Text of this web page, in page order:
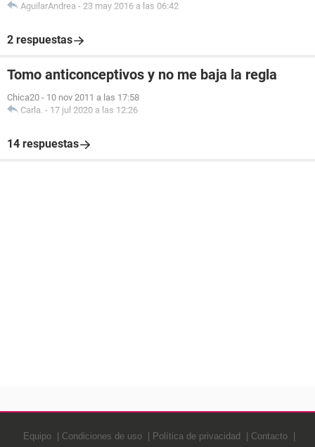
AguilarAndrea - 23 may 2016 a las 06:42
2 respuestas
Tomo anticonceptivos y no me baja la regla
Chica20 - 10 nov 2011 a las 17:58
Carla. - 17 jul 2020 a las 12:26
14 respuestas
Equipo Condiciones de uso Política de privacidad Contacto